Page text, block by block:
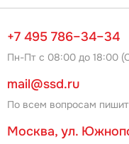
+7 495 786–34–34
Пн-Пт с 08:00 до 18:00
mail@ssd.ru
По всем вопросам
Москва, ул.